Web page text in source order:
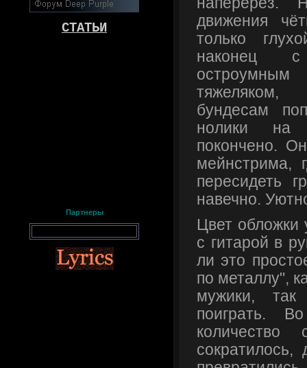
СТАТЬИ
Партнеры
движения
только
наконец
бундесам
нолики на
покончено.
мейнстрима,
пересидеть
навечно.
Цвет
с гитарой в
ли это
по металлу",
мужики,
поиграть.
количество